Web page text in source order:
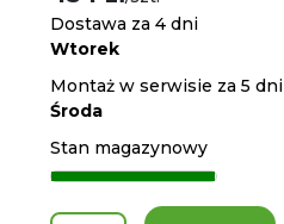
Dostawa za 4 dni
Wtorek
Montaż w serwisie za 5 dni
Środa
Stan magazynowy